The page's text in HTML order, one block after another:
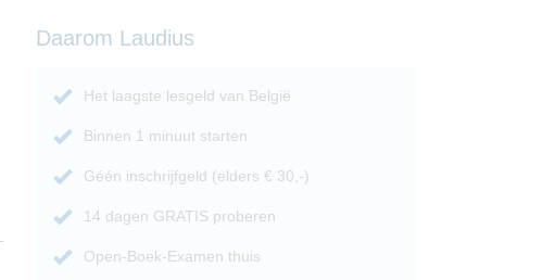
Daarom Laudius
Het laagste lesgeld van België
Binnen 1 minuut starten
Géén inschrijfgeld (elders € 30,-)
14 dagen GRATIS proberen
Open-Boek-Examen thuis